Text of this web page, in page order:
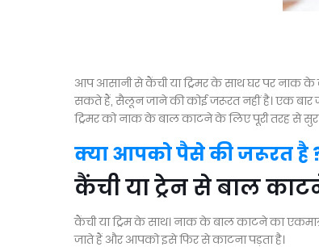
आप आसानी से कैंची या ट्रिमर के साथ घर पर नाक
सकते हैं, सैलून जाने की कोई जरूरत नहीं है। एक बार
ट्रिमर को नाक के बाल काटने के लिए पूरी तरह से
क्या आपको पैसे की जरूरत है
कैंची या ट्रेन से बाल
कैंची या ट्रिम के साथ। नाक के बाल काटने का
जाते हैं और आपको इसे फिर से काटना पड़ता है।